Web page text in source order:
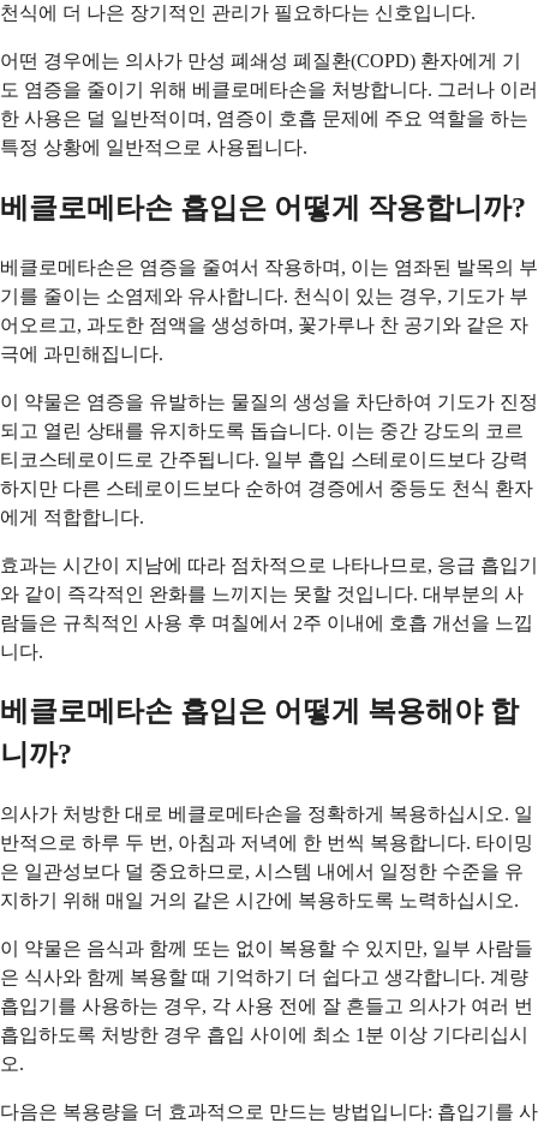
천식에 더 나은 장기적인 관리가 필요하다는 신호입니다.
어떤 경우에는 의사가 만성 폐쇄성 폐질환(COPD) 환자에게 기
도 염증을 줄이기 위해 베클로메타손을 처방합니다. 그러나 이러
한 사용은 덜 일반적이며, 염증이 호흡 문제에 주요 역할을 하는
특정 상황에 일반적으로 사용됩니다.
베클로메타손 흡입은 어떻게 작용합니까?
베클로메타손은 염증을 줄여서 작용하며, 이는 염좌된 발목의 부
기를 줄이는 소염제와 유사합니다. 천식이 있는 경우, 기도가 부
어오르고, 과도한 점액을 생성하며, 꽃가루나 찬 공기와 같은 자
극에 과민해집니다.
이 약물은 염증을 유발하는 물질의 생성을 차단하여 기도가 진정
되고 열린 상태를 유지하도록 돕습니다. 이는 중간 강도의 코르
티코스테로이드로 간주됩니다. 일부 흡입 스테로이드보다 강력
하지만 다른 스테로이드보다 순하여 경증에서 중등도 천식 환자
에게 적합합니다.
효과는 시간이 지남에 따라 점차적으로 나타나므로, 응급 흡입기
와 같이 즉각적인 완화를 느끼지는 못할 것입니다. 대부분의 사
람들은 규칙적인 사용 후 며칠에서 2주 이내에 호흡 개선을 느낍
니다.
베클로메타손 흡입은 어떻게 복용해야 합
니까?
의사가 처방한 대로 베클로메타손을 정확하게 복용하십시오. 일
반적으로 하루 두 번, 아침과 저녁에 한 번씩 복용합니다. 타이밍
은 일관성보다 덜 중요하므로, 시스템 내에서 일정한 수준을 유
지하기 위해 매일 거의 같은 시간에 복용하도록 노력하십시오.
이 약물은 음식과 함께 또는 없이 복용할 수 있지만, 일부 사람들
은 식사와 함께 복용할 때 기억하기 더 쉽다고 생각합니다. 계량
흡입기를 사용하는 경우, 각 사용 전에 잘 흔들고 의사가 여러 번
흡입하도록 처방한 경우 흡입 사이에 최소 1분 이상 기다리십시
오.
다음은 복용량을 더 효과적으로 만드는 방법입니다: 흡입기를 사